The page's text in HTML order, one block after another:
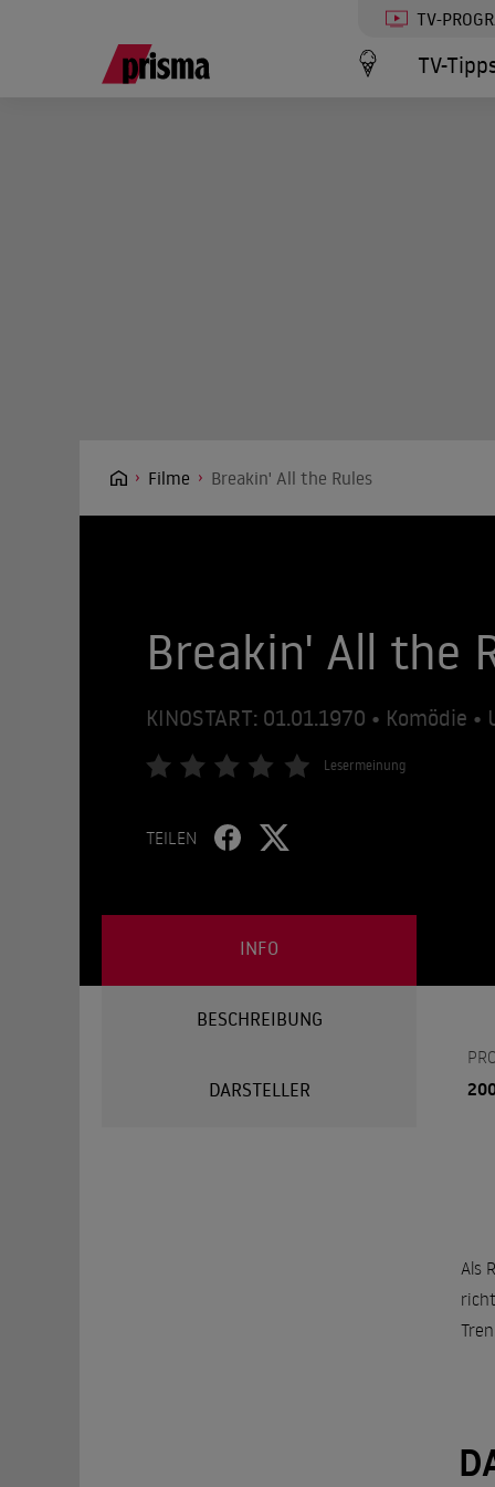
TV-
TV-
Filme Breakin' All the Rules
Breakin' All the
KINOSTART: 01.01.1970 • Komödie •
Lesermeinung
TEILEN
INFO
BESCHREIBUNG
DARSTELLER
Als